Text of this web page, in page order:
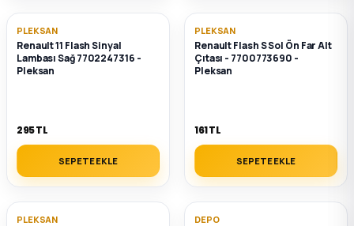
PLEKSAN
Renault 11 Flash Sinyal
Lambası Sağ 7702247316 -
Pleksan
295 TL
SEPETE EKLE
PLEKSAN
Renault Flash S Sol Ön Far Alt
Çıtası - 7700773690 -
Pleksan
161 TL
SEPETE EKLE
PLEKSAN DEPO